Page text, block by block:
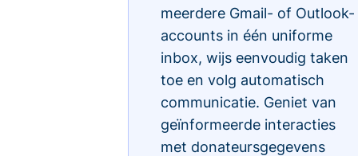
meerdere Gmail- of Outlook-
accounts in één uniforme
inbox, wijs eenvoudig taken
toe en volg automatisch
communicatie. Geniet van
geïnformeerde interacties
met donateursgegevens